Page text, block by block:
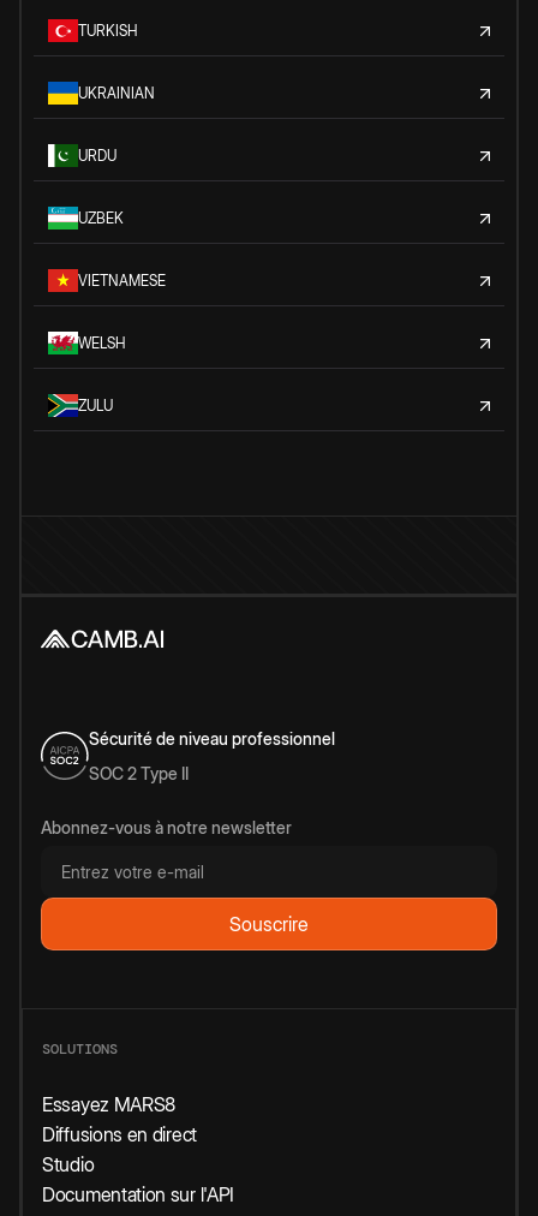
TURKISH
UKRAINIAN
URDU
UZBEK
VIETNAMESE
WELSH
ZULU
Sécurité de niveau professionnel
SOC 2 Type II
Abonnez-vous à notre newsletter
SOLUTIONS
Essayez MARS8
Diffusions en direct
Studio
Documentation sur l'API